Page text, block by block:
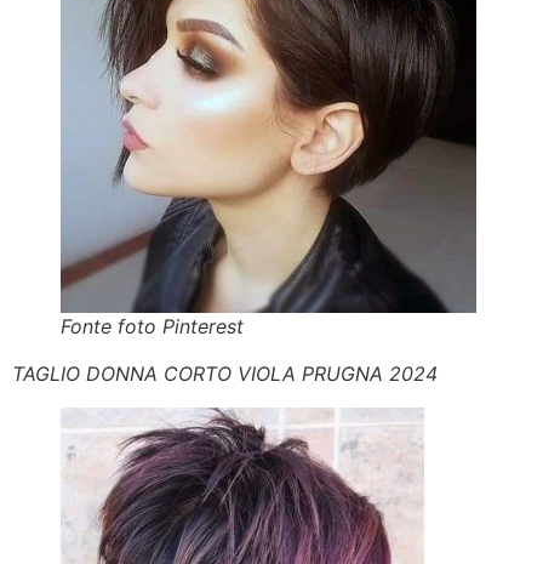
Fonte foto Pinterest
TAGLIO DONNA CORTO VIOLA PRUGNA 2024